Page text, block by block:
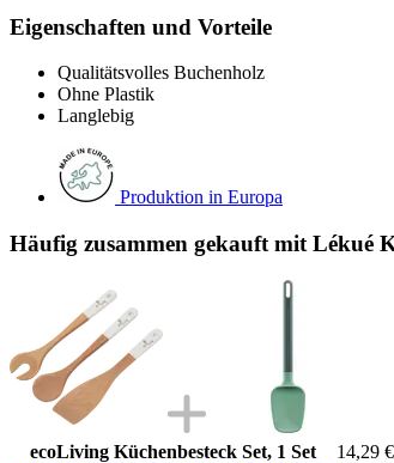
Eigenschaften und Vorteile
Qualitätsvolles Buchenholz
Ohne Plastik
Langlebig
Produktion in Europa
Häufig zusammen gekauft mit Lékué
ecoLiving Küchenbesteck Set, 1 Set
14,29 €